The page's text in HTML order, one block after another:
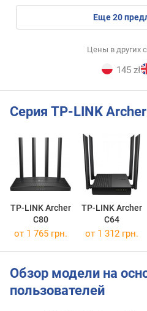
eще20
Цены в других
145 zł
Серия TP-LINK
TP-LINK Archer
C80
TP-LINK Archer
C64
от 1 765 грн. от 1 312 грн.
Обзор модели на
пользователей